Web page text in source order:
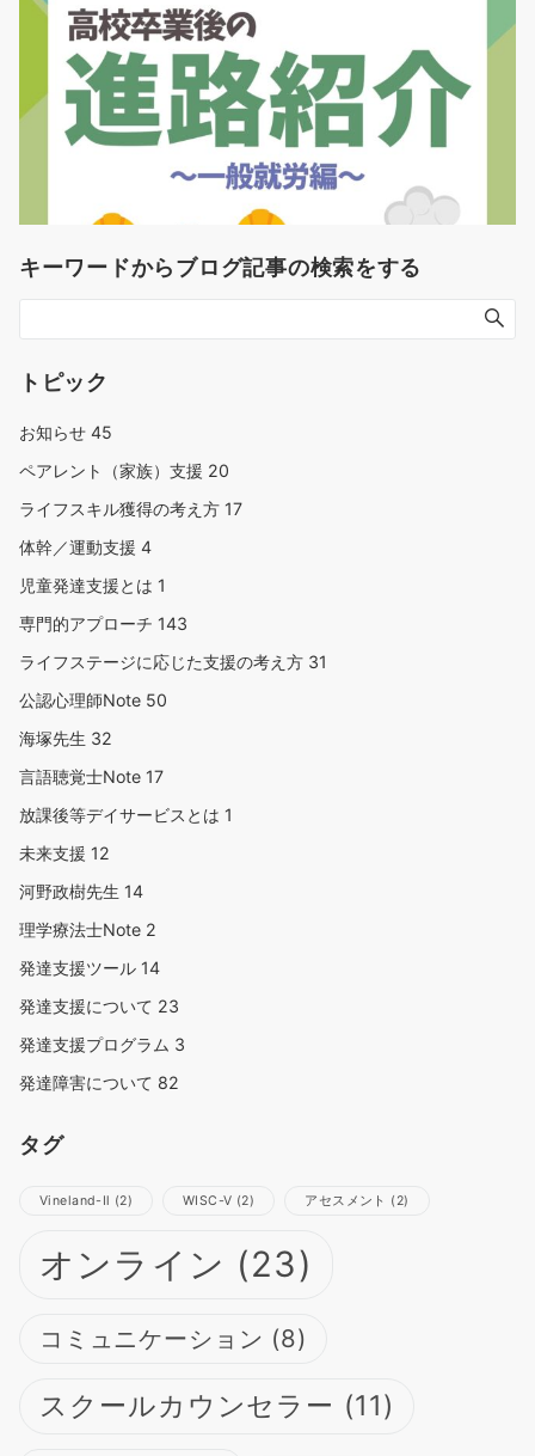
キーワードからブログ記事の検索をする
トピック
お知らせ 45
ペアレント（家族）支援 20
ライフスキル獲得の考え方 17
体幹／運動支援 4
児童発達支援とは 1
専門的アプローチ 143
ライフステージに応じた支援の考え方 31
公認心理師Note 50
海塚先生 32
言語聴覚士Note 17
放課後等デイサービスとは 1
未来支援 12
河野政樹先生 14
理学療法士Note 2
発達支援ツール 14
発達支援について 23
発達支援プログラム 3
発達障害について 82
タグ
Vineland-Ⅱ (2) WISC-Ⅴ (2) アセスメント (2)
オンライン (23)
コミュニケーション (8)
スクールカウンセラー (11)